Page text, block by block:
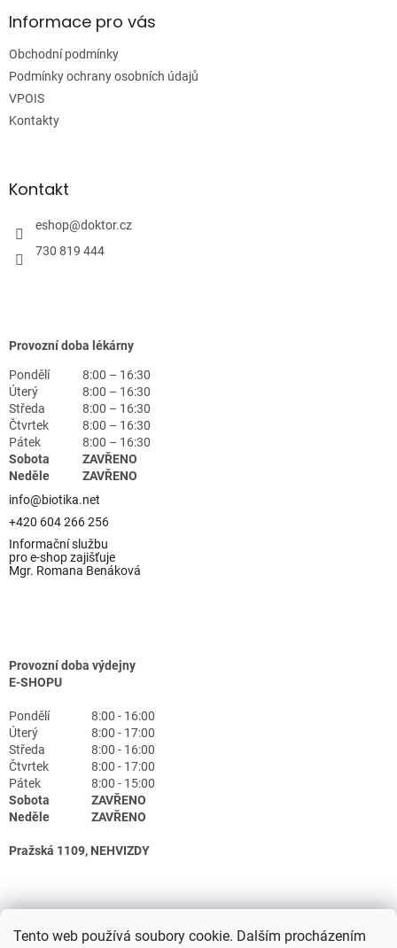
Tento web používá soubory cookie. Dalším procházením
aInformace pro vás
Obchodní podmínky
Podmínky ochrany osobních údajů
VPOIS
Kontakty
Kontakt
eshop@doktor.cz
730 819 444
Provozní doba lékárny
Pondělí
8:00 – 16:30
Úterý
8:00 – 16:30
Středa
8:00 – 16:30
Čtvrtek
8:00 – 16:30
Pátek
8:00 – 16:30
Sobota
ZAVŘENO
Neděle
ZAVŘENO
info@biotika.net
+420 604 266 256
Informační službu
pro e-shop zajišťuje
Mgr. Romana Benáková
Provozní doba výdejny
E-SHOPU
Pondělí
8:00 - 16:00
Úterý
8:00 - 17:00
Středa
8:00 - 16:00
Čtvrtek
8:00 - 17:00
Pátek
8:00 - 15:00
Sobota
ZAVŘENO
Neděle
ZAVŘENO
Pražská 1109, NEHVIZDY